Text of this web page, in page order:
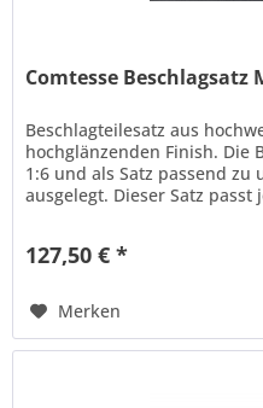
Comtesse Beschlagsatz
Beschlagteilesatz aus
hochglänzenden Finish. Die
1:6 und als Satz passend zu
ausgelegt. Dieser Satz
127,50 € *
Merken